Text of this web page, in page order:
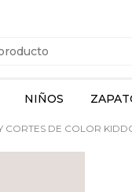
NIÑOS
CORTES DE COLOR